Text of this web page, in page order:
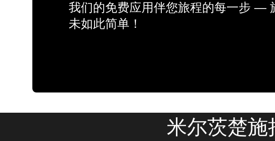
我们的免费应用伴您旅程的每一步 —
未如此简单！
米尔茨楚施